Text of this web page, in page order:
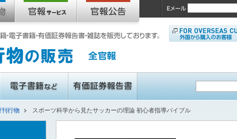
刊行物 スポーツ科学から見たサッカーの理論 初心者指導バイブル